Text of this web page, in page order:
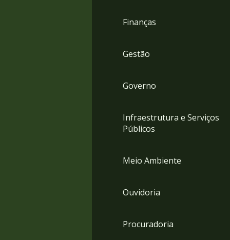
Finanças
Gestão
Governo
Infraestrutura e Serviços
Públicos
Meio Ambiente
Ouvidoria
Procuradoria